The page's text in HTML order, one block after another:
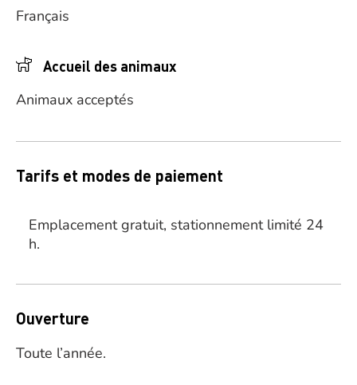
Français
Accueil des animaux
Animaux acceptés
Tarifs et modes de paiement
Emplacement gratuit, stationnement limité 24
h.
Ouverture
Toute l’année.